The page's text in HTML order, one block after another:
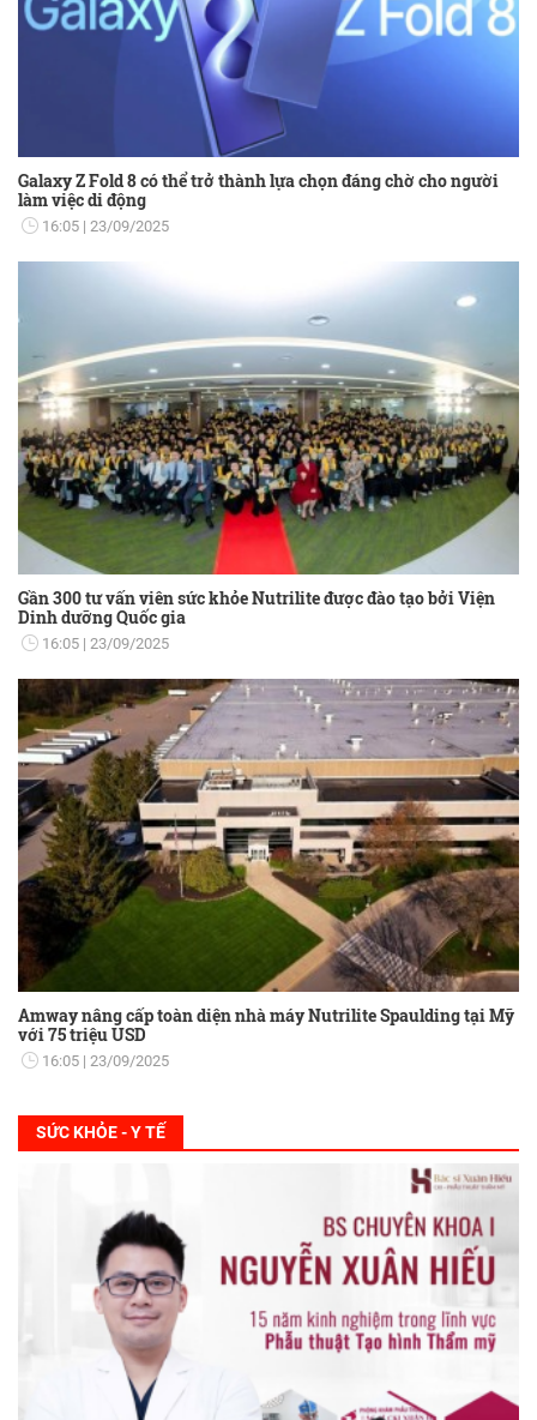
Galaxy Z Fold 8 có thể trở thành lựa chọn đáng chờ cho người
làm việc di động
16:05 23/09/2025
Gần 300 tư vấn viên sức khỏe Nutrilite được đào tạo bởi Viện
Dinh dưỡng Quốc gia
16:05 23/09/2025
Amway nâng cấp toàn diện nhà máy Nutrilite Spaulding tại Mỹ
với 75 triệu USD
16:05 23/09/2025
SỨC KHỎE - Y TẾ